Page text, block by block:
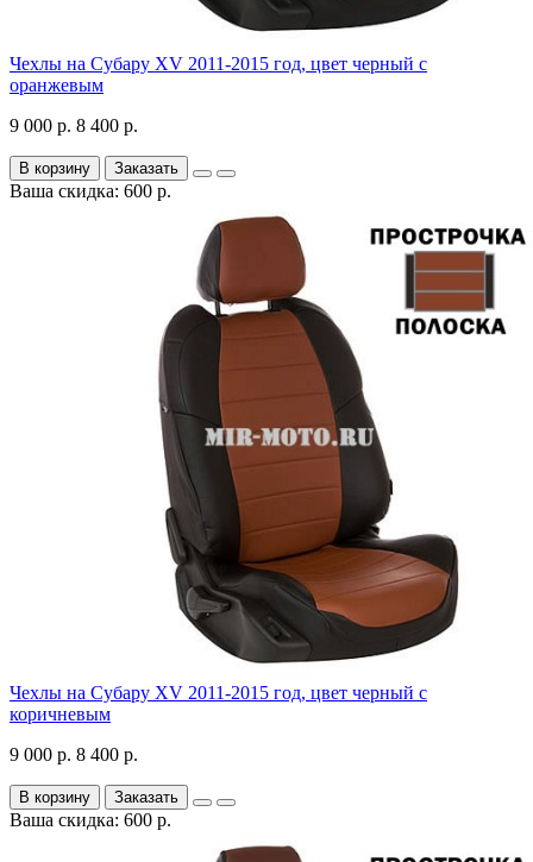
Чехлы на Субару XV 2011-2015 год, цвет черный с
оранжевым
9 000 р. 8 400 р.
В корзину Заказать
Ваша скидка: 600 р.
Чехлы на Субару XV 2011-2015 год, цвет черный с
коричневым
9 000 р. 8 400 р.
В корзину Заказать
Ваша скидка: 600 р.